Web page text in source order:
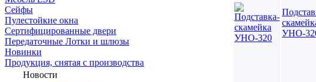
Сейфы
Пулестойкие окна
Сертифицированные двери
Передаточные Лотки и шлюзы
Новинки
Продукция, снятая с производства
Новости
УНО-